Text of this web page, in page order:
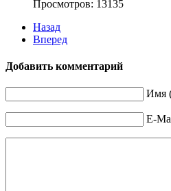
Просмотров: 13135
Назад
Вперед
Добавить комментарий
Имя
E-